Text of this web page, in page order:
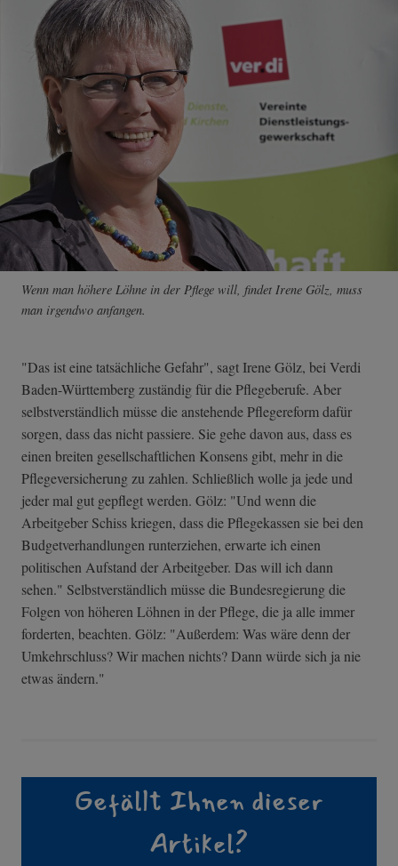
Wenn man höhere Löhne in der Pflege will, findet Irene Gölz, muss
man irgendwo anfangen.
"Das ist eine tatsächliche Gefahr", sagt Irene Gölz, bei Verdi
Baden-Württemberg zuständig für die Pflegeberufe. Aber
selbstverständlich müsse die anstehende Pflegereform dafür
sorgen, dass das nicht passiere. Sie gehe davon aus, dass es
einen breiten gesellschaftlichen Konsens gibt, mehr in die
Pflegeversicherung zu zahlen. Schließlich wolle ja jede und
jeder mal gut gepflegt werden. Gölz: "Und wenn die
Arbeitgeber Schiss kriegen, dass die Pflegekassen sie bei den
Budgetverhandlungen runterziehen, erwarte ich einen
politischen Aufstand der Arbeitgeber. Das will ich dann
sehen." Selbstverständlich müsse die Bundesregierung die
Folgen von höheren Löhnen in der Pflege, die ja alle immer
forderten, beachten. Gölz: "Außerdem: Was wäre denn der
Umkehrschluss? Wir machen nichts? Dann würde sich ja nie
etwas ändern."
Gefällt Ihnen dieser
Artikel?